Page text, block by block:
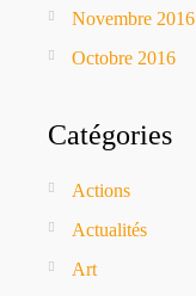
Novembre 2016
Octobre 2016
Catégories
Actions
Actualités
Art